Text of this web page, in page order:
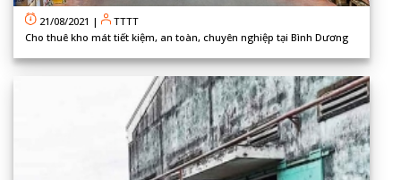
21/08/2021 |
TTTT
Cho thuê kho mát tiết kiệm, an toàn, chuyên nghiệp tại Bình Dương